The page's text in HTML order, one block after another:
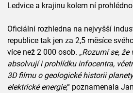
Ledvice a krajinu kolem ní
Oficiální rozhledna na nejvyšší
republice tak jen za 2,5 měsíce
více než 2 000 osob. „Rozumí se,
absolvují i prohlídku infocentra,
3D filmu o geologické historii
elektrické energie,“ poznamenala